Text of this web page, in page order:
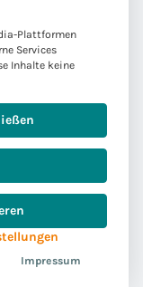
Wirkung für
E-Mailings
einer
eine
Gruppe.
Plattformen
Services
Inhalte keine
Impressum